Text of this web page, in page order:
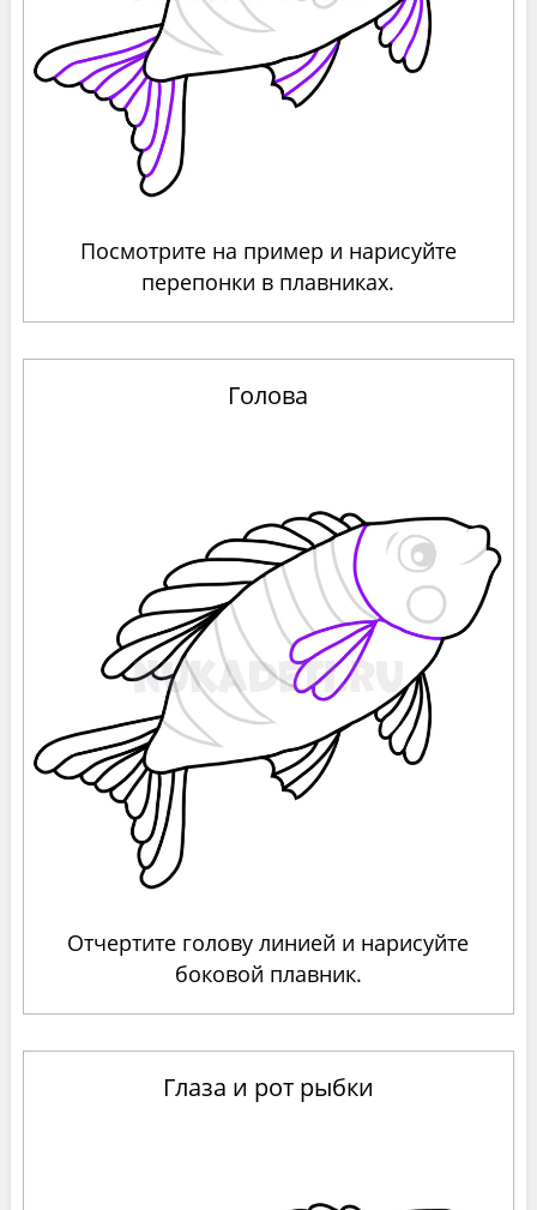
Посмотрите на пример и нарисуйте
перепонки в плавниках.
Голова
Отчертите голову линией и нарисуйте
боковой плавник.
Глаза и рот рыбки